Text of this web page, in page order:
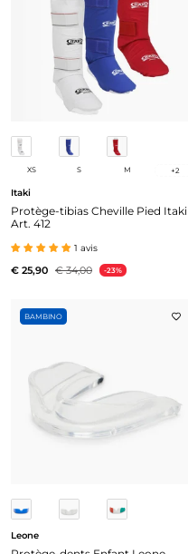
XS S M +2
Itaki
Protège-tibias Cheville Pied Itaki
Art. 412
1 avis
€ 25,90 € 34,00 -23%
BAMBINO
Leone